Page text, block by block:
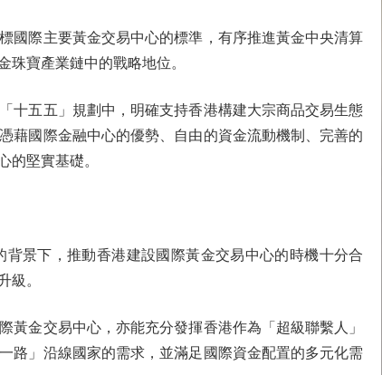
際主要黃金交易中心的標準，有序推進黃金中央清算
寶產業鏈中的戰略地位。
五五」規劃中，明確支持香港構建大宗商品交易生態
藉國際金融中心的優勢、自由的資金流動機制、完善的
的堅實基礎。
景下，推動香港建設國際黃金交易中心的時機十分合
級。
金交易中心，亦能充分發揮香港作為「超級聯繫人」
路」沿線國家的需求，並滿足國際資金配置的多元化需